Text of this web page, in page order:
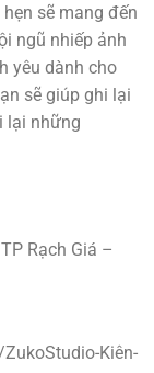
sẽ mang đến
ngũ nhiếp ảnh
yêu dành cho
sẽ giúp ghi lại
lại những
Rạch Giá –
Kiên-